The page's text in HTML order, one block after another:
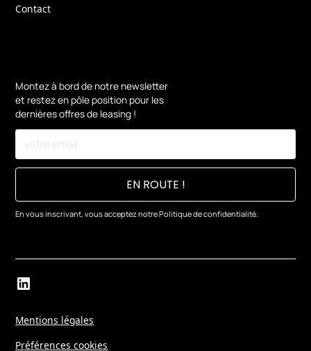
Contact
Montez à bord de notre newsletter
et restez en pôle position pour les
dernières offres de leasing !
En vous inscrivant, vous acceptez notrePolitique de confidentialité.
Mentions légales
Préférences cookies